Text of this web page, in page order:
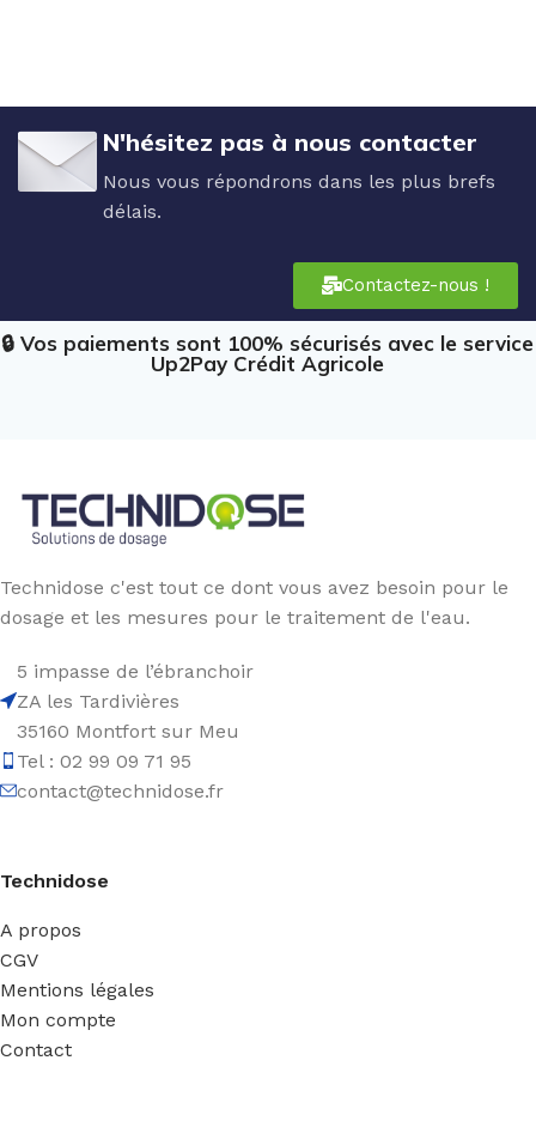
N'hésitez pas à nous contacter
Nous vous répondrons dans les plus brefs
délais.
Contactez-nous !
🔒 Vos paiements sont 100% sécurisés avec le service
Up2Pay Crédit Agricole
Technidose c'est tout ce dont vous avez besoin pour le
dosage et les mesures pour le traitement de l'eau.
5 impasse de l’ébranchoir
ZA les Tardivières
35160 Montfort sur Meu
Tel : 02 99 09 71 95
contact@technidose.fr
Technidose
A propos
CGV
Mentions légales
Mon compte
Contact